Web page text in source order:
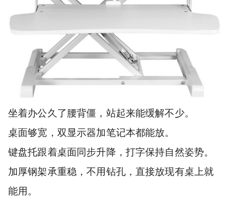
坐着办公久了腰背僵，站起来能缓解不少。
桌面够宽，双显示器加笔记本都能放。
键盘托跟着桌面同步升降，打字保持自然姿势。
加厚钢架承重稳，不用钻孔，直接放现有桌上就
能用。